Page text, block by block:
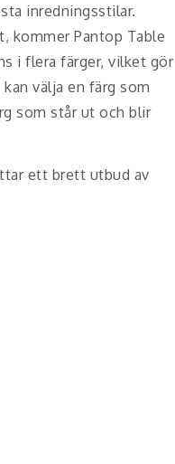
inredningsstilar.
kommer Pantop Table
i flera färger, vilket gör
välja en färg som
som står ut och blir
ett brett utbud av